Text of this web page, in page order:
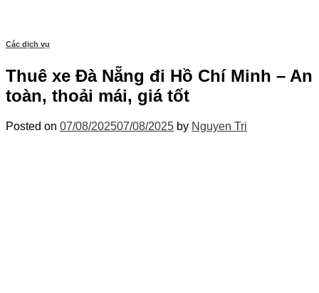
Các dịch vụ
Thuê xe Đà Nẵng đi Hồ Chí Minh – An
toàn, thoải mái, giá tốt
Posted on 07/08/202507/08/2025 by Nguyen Tri